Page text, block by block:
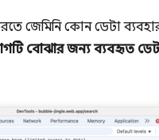
জেমিনি কোন ডেটা
বোঝার জন্য ব্যবহৃত